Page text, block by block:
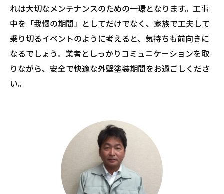
れは大切なメンテナンスのための一環となります。工事
中を「我慢の期間」としてだけでなく、家族で工夫して
乗り切るイベントのように考えると、気持ちも前向きに
なるでしょう。業者としっかりコミュニケーションを取
りながら、安全で快適な外壁塗装期間をお過ごしくださ
い。